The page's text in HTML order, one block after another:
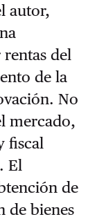
autor,
del
de la
No
mercado,
fiscal
El
de
de bienes